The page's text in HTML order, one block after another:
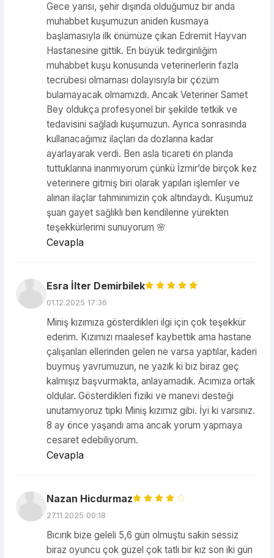
Gece yarısı, şehir dışında olduğumuz bir anda
muhabbet kuşumuzun aniden kusmaya
başlamasıyla ilk önümüze çıkan Edremit Hayvan
Hastanesine gittik. En büyük tedirginliğim
muhabbet kuşu konusunda veterinerlerin fazla
tecrübesi olmaması dolayısıyla bir çözüm
bulamayacak olmamızdı. Ancak Veteriner Samet
Bey oldukça profesyonel bir şekilde tetkik ve
tedavisini sağladı kuşumuzun. Ayrıca sonrasında
kullanacağımız ilaçları da dozlarına kadar
ayarlayarak verdi. Ben asla ticareti ön planda
tuttuklarına inanmıyorum çünkü İzmir’de birçok kez
veterinere gitmiş biri olarak yapılan işlemler ve
alınan ilaçlar tahminimizin çok altındaydı. Kuşumuz
şuan gayet sağlıklı ben kendilerine yürekten
teşekkürlerimi sunuyorum 🌸
Cevapla
Esra İlter Demirbilek
01.12.2025 17:36
Miniş kızımıza gösterdikleri ilgi için çok teşekkür
ederim. Kızımızı maalesef kaybettik ama hastane
çalışanları ellerinden gelen ne varsa yaptılar, kaderi
buymuş yavrumuzun, ne yazık ki biz biraz geç
kalmışız başvurmakta, anlayamadık. Acımıza ortak
oldular. Gösterdikleri fiziki ve manevi desteği
unutamıyoruz tıpkı Miniş kızımız gibi. İyi ki varsınız.
8 ay önce yaşandı ama ancak yorum yapmaya
cesaret edebiliyorum.
Cevapla
Nazan Hicdurmaz
27.11.2025 00:18
Bıcırık bize geleli 5,6 gün olmuştu sakin sessiz
biraz oyuncu çok güzel çok tatlı bir kız son iki gün